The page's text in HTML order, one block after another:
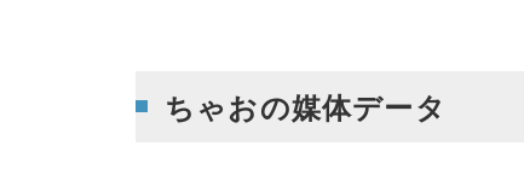
ちゃおの媒体データ